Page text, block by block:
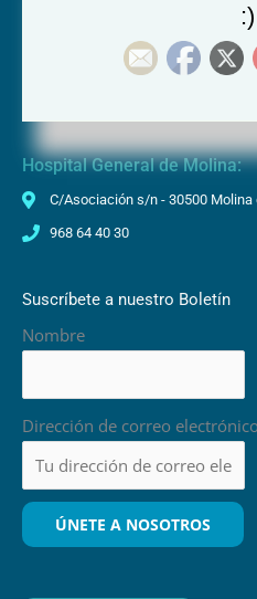
Hospital Juan XXIII de
Ronda de Levante 14, 30008
Hospital General de Molina:
C/Asociación s/n - 30500 Molina
968 64 40 30
Suscríbete a nuestro Boletín
Nombre
Dirección de correo
:)